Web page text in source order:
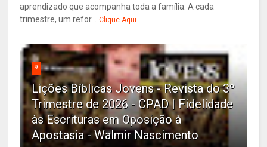
aprendizado que acompanha toda a família. A cada
trimestre, um refor... Clique Aqui
9
Lições Bíblicas Jovens - Revista do 3º
Trimestre de 2026 - CPAD | Fidelidade
às Escrituras em Oposição à
Apostasia - Walmir Nascimento